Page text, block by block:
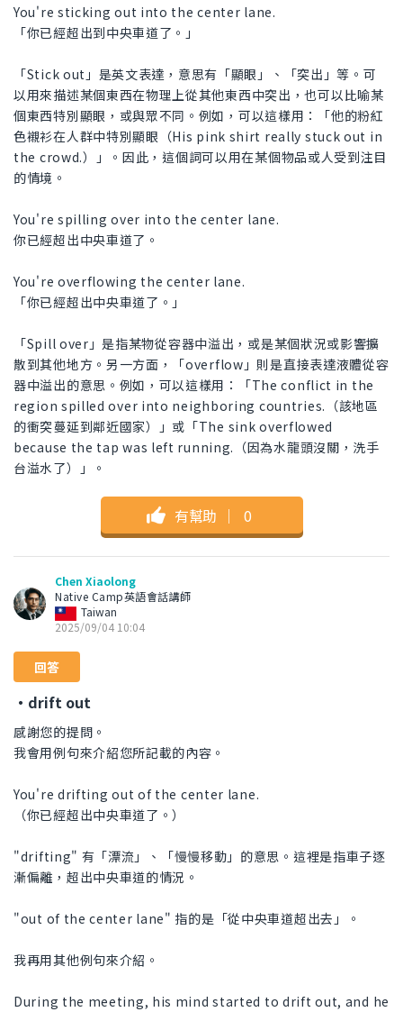
You're sticking out into the center lane.
「你已經超出到中央車道了。」
「Stick out」是英文表達，意思有「顯眼」、「突出」等。可
以用來描述某個東西在物理上從其他東西中突出，也可以比喻某
個東西特別顯眼，或與眾不同。例如，可以這樣用：「他的粉紅
色襯衫在人群中特別顯眼（His pink shirt really stuck out in
the crowd.）」。因此，這個詞可以用在某個物品或人受到注目
的情境。
You're spilling over into the center lane.
你已經超出中央車道了。
You're overflowing the center lane.
「你已經超出中央車道了。」
「Spill over」是指某物從容器中溢出，或是某個狀況或影響擴
散到其他地方。另一方面，「overflow」則是直接表達液體從容
器中溢出的意思。例如，可以這樣用：「The conflict in the
region spilled over into neighboring countries.（該地區
的衝突蔓延到鄰近國家）」或「The sink overflowed
because the tap was left running.（因為水龍頭沒關，洗手
台溢水了）」。
有幫助 ｜ 0
Chen Xiaolong
Native Camp英語會話講師
Taiwan
2025/09/04 10:04
回答
・drift out
感謝您的提問。
我會用例句來介紹您所記載的內容。
You're drifting out of the center lane.
（你已經超出中央車道了。）
"drifting" 有「漂流」、「慢慢移動」的意思。這裡是指車子逐
漸偏離，超出中央車道的情況。
"out of the center lane" 指的是「從中央車道超出去」。
我再用其他例句來介紹。
During the meeting, his mind started to drift out, and he